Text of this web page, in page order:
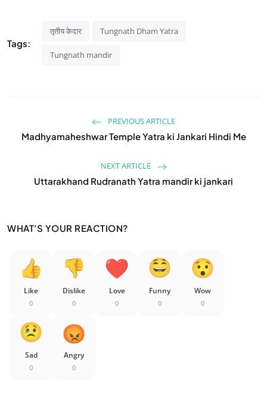
Tags:
तृतीय केदार Tungnath Dham Yatra
Tungnath mandir
PREVIOUS ARTICLE
Madhyamaheshwar Temple Yatra ki Jankari Hindi Me
NEXT ARTICLE
Uttarakhand Rudranath Yatra mandir ki jankari
WHAT'S YOUR REACTION?
Like
0
Dislike
0
Love
0
Funny
0
Wow
0
Sad
0
Angry
0